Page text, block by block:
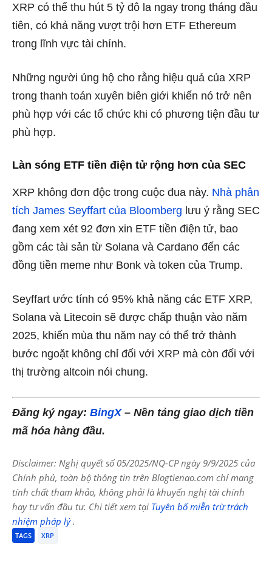
XRP có thể thu hút 5 tỷ đô la ngay trong tháng đầu
tiên, có khả năng vượt trội hơn ETF Ethereum
trong lĩnh vực tài chính.
Những người ủng hộ cho rằng hiệu quả của XRP
trong thanh toán xuyên biên giới khiến nó trở nên
phù hợp với các tổ chức khi có phương tiện đầu tư
phù hợp.
Làn sóng ETF tiền điện tử rộng hơn của SEC
XRP không đơn độc trong cuộc đua này. Nhà phân
tích James Seyffart của Bloomberg lưu ý rằng SEC
đang xem xét 92 đơn xin ETF tiền điện tử, bao
gồm các tài sản từ Solana và Cardano đến các
đồng tiền meme như Bonk và token của Trump.
Seyffart ước tính có 95% khả năng các ETF XRP,
Solana và Litecoin sẽ được chấp thuận vào năm
2025, khiến mùa thu năm nay có thể trở thành
bước ngoặt không chỉ đối với XRP mà còn đối với
thị trường altcoin nói chung.
Đăng ký ngay: BingX– Nền tảng giao dịch tiền
mã hóa hàng đầu.
Disclaimer: Nghị quyết số 05/2025/NQ-CP ngày 9/9/2025 của
Chính phủ, toàn bộ thông tin trên Blogtienao.com chỉ mang
tính chất tham khảo, không phải là khuyến nghị tài chính
hay tư vấn đầu tư. Chi tiết xem tại Tuyên bố miễn trừ trách
nhiệm pháp lý.
TAGS XRP